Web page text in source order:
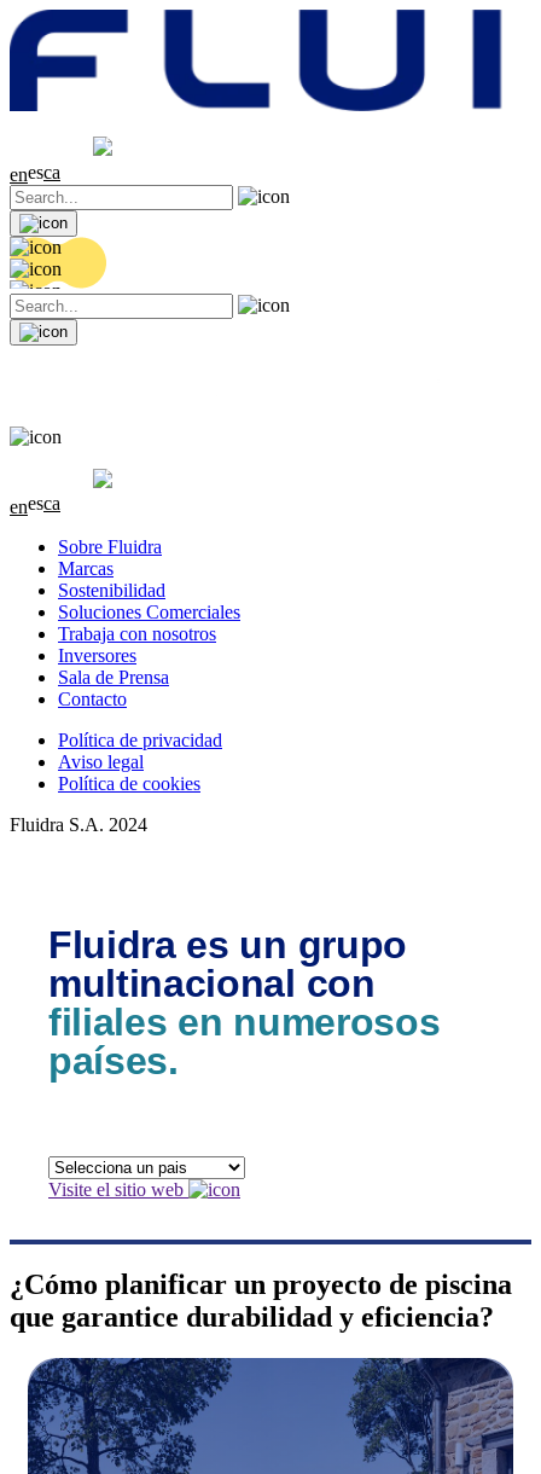
0.04 (+0.2%)
enesca
0.04 (+0.2%)
enesca
Sobre Fluidra
Marcas
Sostenibilidad
Soluciones Comerciales
Trabaja con nosotros
Inversores
Sala de Prensa
Contacto
Política de privacidad
Aviso legal
Política de cookies
Fluidra S.A. 2024
Fluidra es un grupo
multinacional con
filiales en numerosos
países.
Visite el sitio web
¿Cómo planificar un proyecto de piscina
que garantice durabilidad y eficiencia?